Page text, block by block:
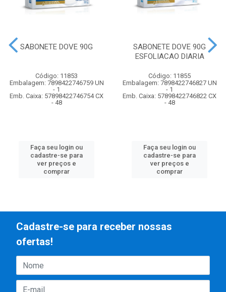
SABONETE DOVE 90G
Código: 11853
Embalagem: 7898422746759 UN
- 1
Emb. Caixa: 57898422746754 CX
- 48
Faça seu login ou
cadastre-se para
ver preços e
comprar
SABONETE DOVE 90G
ESFOLIACAO DIARIA
Código: 11855
Embalagem: 7898422746827 UN
- 1
Emb. Caixa: 57898422746822 CX
- 48
Faça seu login ou
cadastre-se para
ver preços e
comprar
Cadastre-se para receber nossas
ofertas!